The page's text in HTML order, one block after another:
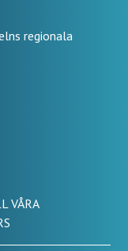
regionala
VÅRA